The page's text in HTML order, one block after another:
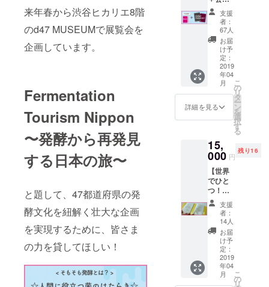
来年春から渋谷ヒカリエ8階
のd47 MUSEUMで展覧会を
企画しています。
Fermentation
Tourism Nippon
〜発酵から再発見
する日本の旅〜
と題して、47都道府県の発
酵文化を紐解く壮大な企画
を実現するために、皆さま
の力を貸してほしい！
1枚 ※会
場でチ
ケット
を引き
換えま
す。自
慢しな
がら会
場を闊
歩して
い
報か
ら、
キュ
レー
ター小
倉ヒラ
クが各
地を旅
して感
じた発
酵と旅
掲載。
●お礼
メール
●47発酵
サポー
ター限
定チ
ケット
1枚 ●展
覧会公
式書籍
1冊 ※会
場でチ
ケット
と本を
書籍＋
イベン
トパス
ポー
ト】 サ
ポー
ター限
定チ
ケット
と展覧
会の内
容を凝
縮した
籍を1
冊、さ
らに関
連トー
クイベ
ントの
全てに
参加で
きるパ
スポー
ト（動
画配信
付き）
付き。
展覧会
支援
者：
67人
お届
け予
定：
2019
年04
月
詳細を見る
こ
の
リ
タ
ー
ン
を
選
択
す
る
15,
000 円
残り16
【世界
でひと
つ！あ
なたの
似顔絵
色紙本
プラ
ン】 公
式書籍
にあな
たの似
顔絵イ
支援
者：
14人
お届
け予
定：
2019
年04
月
こ
の
リ